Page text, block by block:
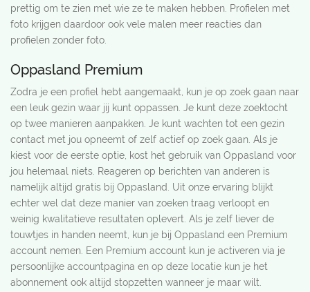
prettig om te zien met wie ze te maken hebben. Profielen met
foto krijgen daardoor ook vele malen meer reacties dan
profielen zonder foto.
Oppasland Premium
Zodra je een profiel hebt aangemaakt, kun je op zoek gaan naar
een leuk gezin waar jij kunt oppassen. Je kunt deze zoektocht
op twee manieren aanpakken. Je kunt wachten tot een gezin
contact met jou opneemt of zelf actief op zoek gaan. Als je
kiest voor de eerste optie, kost het gebruik van Oppasland voor
jou helemaal niets. Reageren op berichten van anderen is
namelijk altijd gratis bij Oppasland. Uit onze ervaring blijkt
echter wel dat deze manier van zoeken traag verloopt en
weinig kwalitatieve resultaten oplevert. Als je zelf liever de
touwtjes in handen neemt, kun je bij Oppasland een Premium
account nemen. Een Premium account kun je activeren via je
persoonlijke accountpagina en op deze locatie kun je het
abonnement ook altijd stopzetten wanneer je maar wilt.